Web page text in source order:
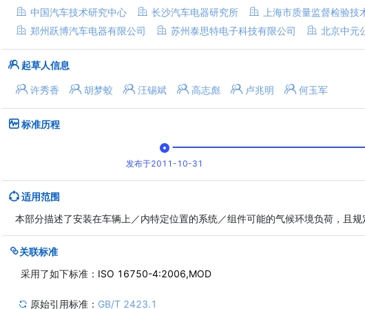
中国汽车技术研究中心 长沙汽车电器研究所 上海市质量监督检验技
郑州跃博汽车电器有限公司
苏州泰思特电子科技有限公司 北京中元
起草人信息
许秀香 胡梦蛟 汪锡斌 高志彪 卢兆明 何玉军
标准历程
发布于2011-10-31
适用范围
本部分描述了安装在车辆上／内特定位置的系统／组件可能的气候环境负荷，且
关联标准
采用了如下标准： ISO 16750-4:2006,MOD
原始引用标准： GB/T 2423.1